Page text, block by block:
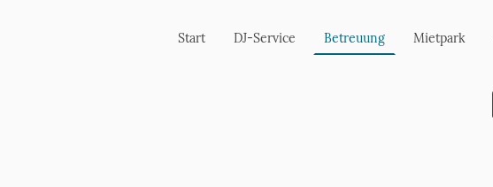
Start DJ-Service Betreuung Mietpark